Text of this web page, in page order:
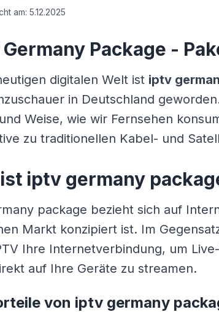
am: 5.12.2025
Germany Package -
digitalen Welt ist iptv
in Deutschland
Weise, wie wir Fernsehen
zu traditionellen Kabel- und
iptv germany
package bezieht sich auf
Markt konzipiert ist. Im
Ihre Internetverbindung, um
auf Ihre Geräte zu streamen.
von iptv germany